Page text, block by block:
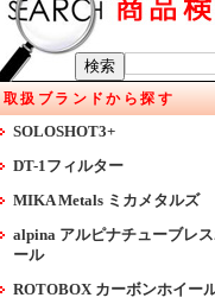
取扱ブランドから探す
SOLOSHOT3+
DT-1フィルター
MIKA Metals ミカメタルズ
alpina アルピナチューブレス
ール
ROTOBOX カーボンホイー